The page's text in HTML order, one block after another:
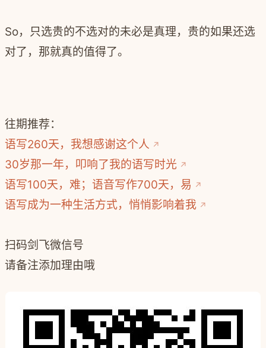
So，只选贵的不选对的未必是真理，贵的如果还选
对了，那就真的值得了。
往期推荐：
语写260天，我想感谢这个人
30岁那一年，叩响了我的语写时光
语写100天，难；语音写作700天，易
语写成为一种生活方式，悄悄影响着我
扫码剑飞微信号
请备注添加理由哦